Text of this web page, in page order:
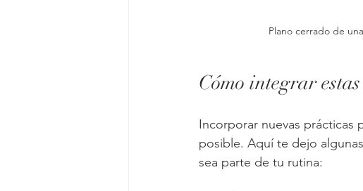
Plano cerrado de
Cómo integrar
Incorporar nuevas
posible. Aquí te dejo
sea parte de tu rutina: